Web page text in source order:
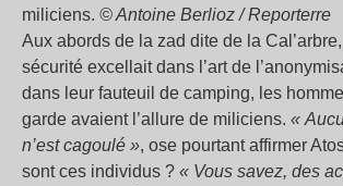
miliciens. © Antoine Berlioz / Reporterre
Aux abords de la zad dite de la
sécurité excellait dans l’art de
dans leur fauteuil de camping, les
garde avaient l’allure de miliciens. «
n’est cagoulé », ose pourtant affirmer
sont ces individus ? « Vous savez, des